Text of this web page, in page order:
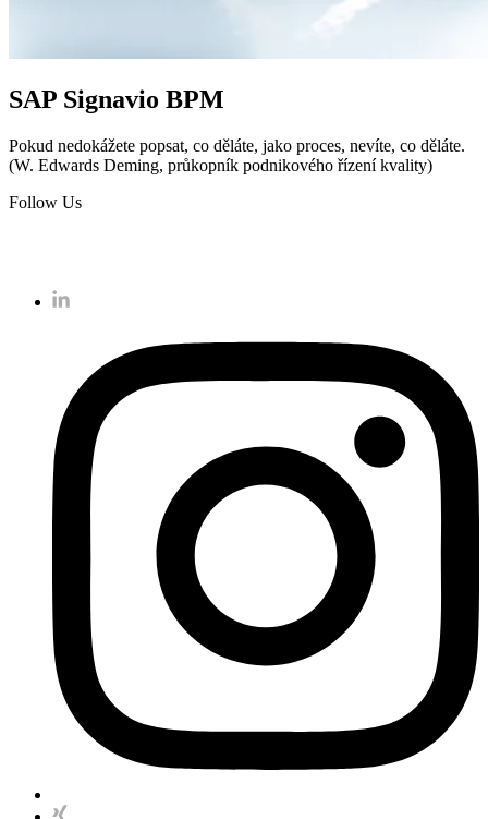
SAP Signavio BPM
Pokud nedokážete popsat, co děláte, jako proces, nevíte, co děláte.
(W. Edwards Deming, průkopník podnikového řízení kvality)
Follow Us